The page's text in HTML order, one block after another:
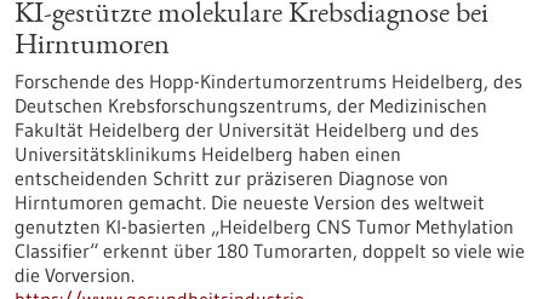
KI-gestützte molekulare Krebsdiagnose bei
Hirntumoren
Forschende des Hopp-Kindertumorzentrums Heidelberg, des
Deutschen Krebsforschungszentrums, der Medizinischen
Fakultät Heidelberg der Universität Heidelberg und des
Universitätsklinikums Heidelberg haben einen
entscheidenden Schritt zur präziseren Diagnose von
Hirntumoren gemacht. Die neueste Version des weltweit
genutzten KI-basierten „Heidelberg CNS Tumor Methylation
Classifier“ erkennt über 180 Tumorarten, doppelt so viele wie
die Vorversion.